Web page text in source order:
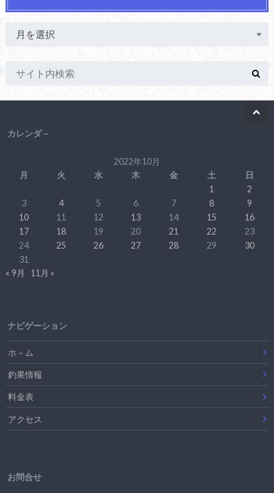
カレンダ－
2022年10月
月
火 水 木 金 土
日
1
2
3
4 5 6 7 8
9
10
11 12 13 14 15
16
17
18 19 20 21 22
23
24
25 26 27 28 29
30
31
« 9月
11月 »
ナビゲーション
ホ－ム
釣果情報
料金表
アクセス
お問合せ